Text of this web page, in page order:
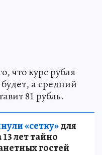
что курс рубля
а средний
81 рубль.
«сетку»для
лет тайно
гостей